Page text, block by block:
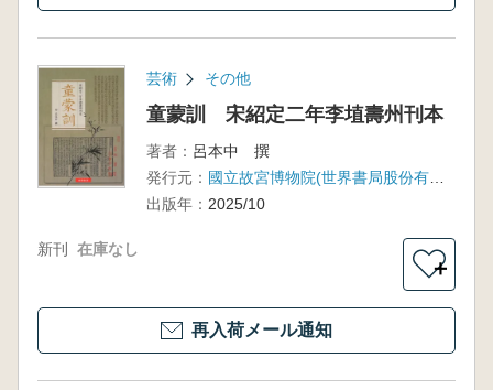
芸術 その他
童蒙訓 宋紹定二年李埴壽州刊本
著者： 呂本中 撰
発行元：
國立故宮博物院(世界書局股份有限公司)
出版年： 2025/10
新刊 在庫なし
＋
再入荷メール通知